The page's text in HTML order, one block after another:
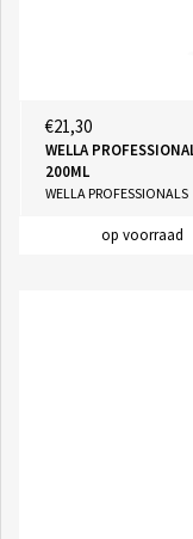
€21,30
WELLA
200ML
WELLA PROFESSIONALS
op voorraad